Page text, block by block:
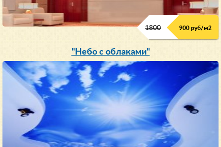
1800 900 руб/м2
"Небо с облаками"